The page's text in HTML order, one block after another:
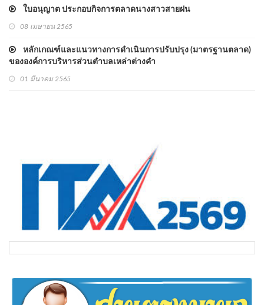
ใบอนุญาต ประกอบกิจการตลาดนางสาวสายฝน
08 เมษายน 2565
หลักเกณฑ์และแนวทางการดำเนินการปรับปรุง (มาตรฐานตลาด)
ขององค์การบริหารส่วนตำบลเหล่าต่างคำ
01 มีนาคม 2565